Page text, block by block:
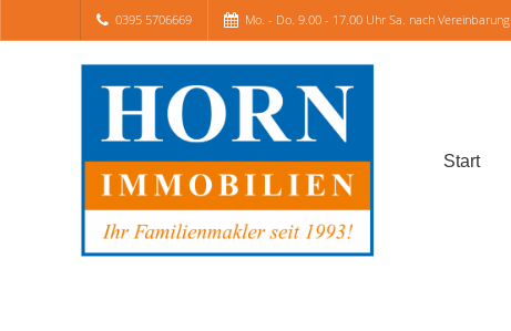
0395 5706669 Mo. - Do. 9.00 - 17.00 Uhr Sa. nach Vereinbarung
Start